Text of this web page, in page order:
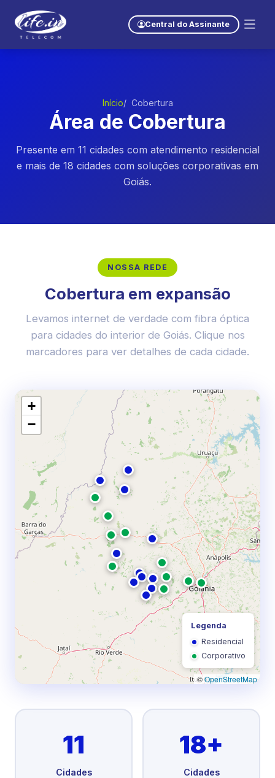
Central do Assinante
Início Cobertura
Área de Cobertura
Presente em 11 cidades com atendimento residencial
e mais de 18 cidades com soluções corporativas em
Goiás.
NOSSA REDE
Cobertura em expansão
Levamos internet de verdade com fibra óptica
para cidades do interior de Goiás. Clique nos
marcadores para ver detalhes de cada cidade.
+
−
Legenda
Residencial
Corporativo
©OpenStreetMap
11
Cidades
18+
Cidades